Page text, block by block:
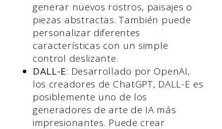
generar nuevos rostros, paisajes o
piezas abstractas. También puede
personalizar diferentes
características con un simple
control deslizante.
DALL-E: Desarrollado por OpenAI,
los creadores de ChatGPT, DALL-E es
posiblemente uno de los
generadores de arte de IA más
impresionantes. Puede crear